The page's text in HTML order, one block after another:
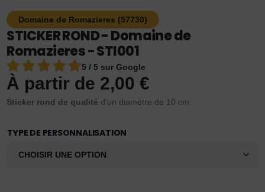
Domaine de Romazieres (57730)
STICKER ROND - Domaine de
Romazieres - STI001
5 / 5 sur Google
À partir de 2,00€
Sticker rond de qualité d'un diamètre de 10 cm.
TYPE DE PERSONNALISATION